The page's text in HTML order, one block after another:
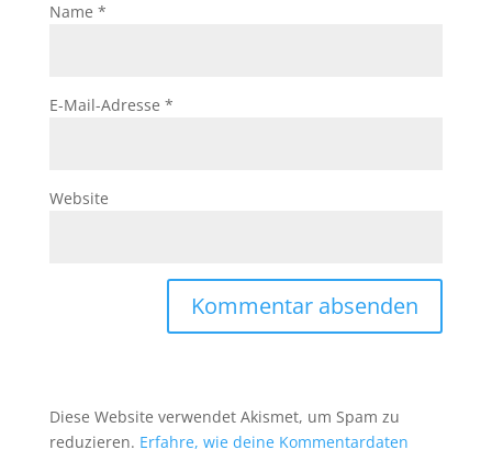
Name *
E-Mail-Adresse *
Website
Diese Website verwendet Akismet, um Spam zu
reduzieren. Erfahre, wie deine Kommentardaten